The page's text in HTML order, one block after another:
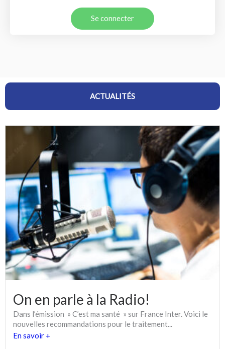
Se connecter
ACTUALITÉS
On en parle à la Radio!
Dans l’émission » C’est ma santé » sur France Inter. Voici le
nouvelles recommandations pour le traitement...
En savoir +